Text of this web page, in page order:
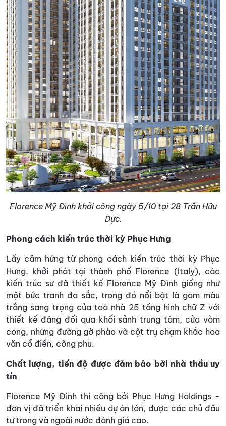
Florence Mỹ Đình khởi công ngày 5/10 tại 28 Trần Hữu
Dực.
Phong cách kiến trúc thời kỳ Phục Hưng
Lấy cảm hứng từ phong cách kiến trúc thời kỳ Phục
Hưng, khởi phát tại thành phố Florence (Italy), các
kiến trúc sư đã thiết kế Florence Mỹ Đình giống như
một bức tranh đa sắc, trong đó nổi bật là gam màu
trắng sang trọng của toà nhà 25 tầng hình chữ Z với
thiết kế đăng đối qua khối sảnh trung tâm, cửa vòm
cong, những đường gờ phào và cột trụ chạm khắc hoa
văn cổ điển, công phu.
Chất lượng, tiến độ được đảm bảo bởi nhà thầu uy
tín
Florence Mỹ Đình thi công bởi Phục Hưng Holdings -
đơn vị đã triển khai nhiều dự án lớn, được các chủ đầu
tư trong và ngoài nước đánh giá cao.